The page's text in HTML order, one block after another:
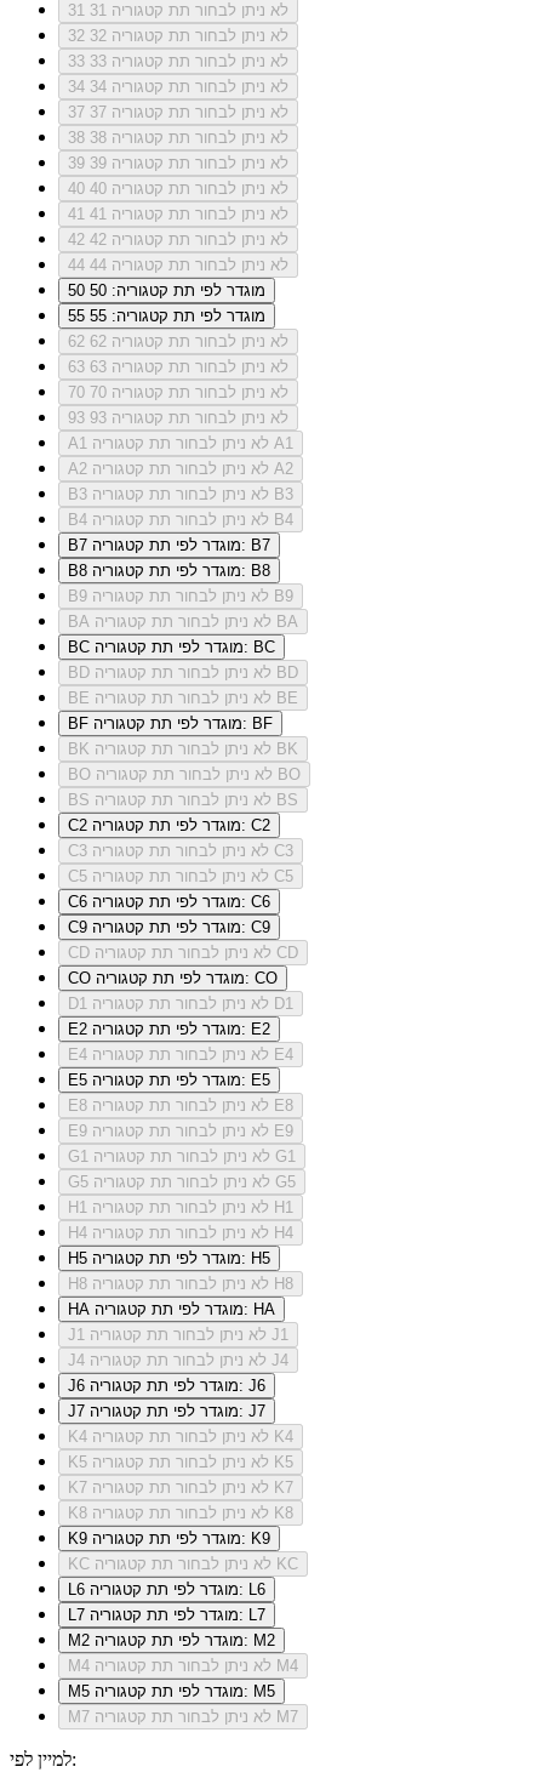
31
לא ניתן לבחור תת קטגוריה 31
32
לא ניתן לבחור תת קטגוריה 32
33
לא ניתן לבחור תת קטגוריה 33
34
לא ניתן לבחור תת קטגוריה 34
37
לא ניתן לבחור תת קטגוריה 37
38
לא ניתן לבחור תת קטגוריה 38
39
לא ניתן לבחור תת קטגוריה 39
40
לא ניתן לבחור תת קטגוריה 40
41
לא ניתן לבחור תת קטגוריה 41
42
לא ניתן לבחור תת קטגוריה 42
44
לא ניתן לבחור תת קטגוריה 44
50
מוגדר לפי תת קטגוריה: 50
55
מוגדר לפי תת קטגוריה: 55
62
לא ניתן לבחור תת קטגוריה 62
63
לא ניתן לבחור תת קטגוריה 63
70
לא ניתן לבחור תת קטגוריה 70
93
לא ניתן לבחור תת קטגוריה 93
A1
לא ניתן לבחור תת קטגוריה A1
A2
לא ניתן לבחור תת קטגוריה A2
B3
לא ניתן לבחור תת קטגוריה B3
B4
לא ניתן לבחור תת קטגוריה B4
B7
מוגדר לפי תת קטגוריה: B7
B8
מוגדר לפי תת קטגוריה: B8
B9
לא ניתן לבחור תת קטגוריה B9
BA
לא ניתן לבחור תת קטגוריה BA
BC
מוגדר לפי תת קטגוריה: BC
BD
לא ניתן לבחור תת קטגוריה BD
BE
לא ניתן לבחור תת קטגוריה BE
BF
מוגדר לפי תת קטגוריה: BF
BK
לא ניתן לבחור תת קטגוריה BK
BO
לא ניתן לבחור תת קטגוריה BO
BS
לא ניתן לבחור תת קטגוריה BS
C2
מוגדר לפי תת קטגוריה: C2
C3
לא ניתן לבחור תת קטגוריה C3
C5
לא ניתן לבחור תת קטגוריה C5
C6
מוגדר לפי תת קטגוריה: C6
C9
מוגדר לפי תת קטגוריה: C9
CD
לא ניתן לבחור תת קטגוריה CD
CO
מוגדר לפי תת קטגוריה: CO
D1
לא ניתן לבחור תת קטגוריה D1
E2
מוגדר לפי תת קטגוריה: E2
E4
לא ניתן לבחור תת קטגוריה E4
E5
מוגדר לפי תת קטגוריה: E5
E8
לא ניתן לבחור תת קטגוריה E8
E9
לא ניתן לבחור תת קטגוריה E9
G1
לא ניתן לבחור תת קטגוריה G1
G5
לא ניתן לבחור תת קטגוריה G5
H1
לא ניתן לבחור תת קטגוריה H1
H4
לא ניתן לבחור תת קטגוריה H4
H5
מוגדר לפי תת קטגוריה: H5
H8
לא ניתן לבחור תת קטגוריה H8
HA
מוגדר לפי תת קטגוריה: HA
J1
לא ניתן לבחור תת קטגוריה J1
J4
לא ניתן לבחור תת קטגוריה J4
J6
מוגדר לפי תת קטגוריה: J6
J7
מוגדר לפי תת קטגוריה: J7
K4
לא ניתן לבחור תת קטגוריה K4
K5
לא ניתן לבחור תת קטגוריה K5
K7
לא ניתן לבחור תת קטגוריה K7
K8
לא ניתן לבחור תת קטגוריה K8
K9
מוגדר לפי תת קטגוריה: K9
KC
לא ניתן לבחור תת קטגוריה KC
L6
מוגדר לפי תת קטגוריה: L6
L7
מוגדר לפי תת קטגוריה: L7
M2
מוגדר לפי תת קטגוריה: M2
M4
לא ניתן לבחור תת קטגוריה M4
M5
מוגדר לפי תת קטגוריה: M5
M7
לא ניתן לבחור תת קטגוריה M7
למיין לפי: